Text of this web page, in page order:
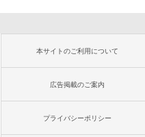
本サイトのご利用について
広告掲載のご案内
プライバシーポリシー